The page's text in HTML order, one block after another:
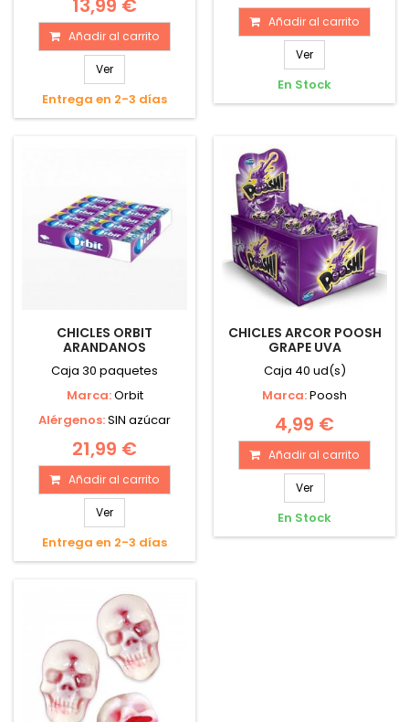
13,99 €
Añadir al carrito
Ver
Entrega en 2-3 días
Añadir al carrito
Ver
En Stock
CHICLES ORBIT
ARANDANOS
Caja 30 paquetes
Marca:Orbit
Alérgenos:SIN azúcar
21,99 €
Añadir al carrito
Ver
Entrega en 2-3 días
CHICLES ARCOR POOSH
GRAPE UVA
Caja 40 ud(s)
Marca:Poosh
4,99 €
Añadir al carrito
Ver
En Stock